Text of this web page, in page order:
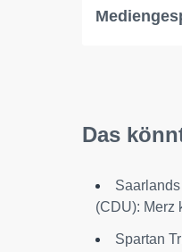
Das
(CDU): Merz
Spartan